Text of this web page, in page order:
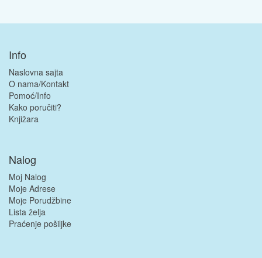
Info
Naslovna sajta
O nama/Kontakt
Pomoć/Info
Kako poručiti?
Knjižara
Nalog
Moj Nalog
Moje Adrese
Moje Porudžbine
Lista želja
Praćenje pošiljke